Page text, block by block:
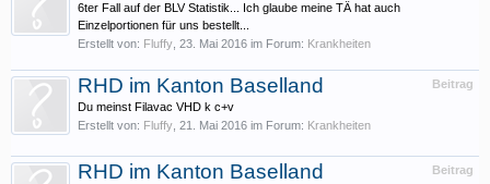
6ter Fall auf der BLV Statistik... Ich glaube meine TÄ hat auch
Einzelportionen für uns bestellt...
Erstellt von: Fluffy 23. Mai 2016 im Forum: Krankheiten
Beitrag
RHD im Kanton Baselland
Du meinst Filavac VHD k c+v
Erstellt von: Fluffy 21. Mai 2016 im Forum: Krankheiten
Beitrag
RHD im Kanton Baselland